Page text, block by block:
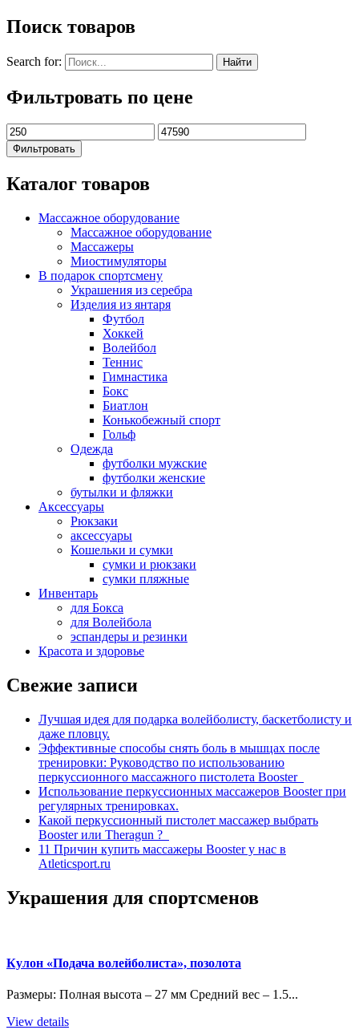
Поиск товаров
Search for:
Фильтровать по цене
Фильтровать
Каталог товаров
Массажное оборудование
Массажное оборудование
Массажеры
Миостимуляторы
В подарок спортсмену
Украшения из серебра
Изделия из янтаря
Футбол
Хоккей
Волейбол
Теннис
Гимнастика
Бокс
Биатлон
Конькобежный спорт
Гольф
Одежда
футболки мужские
футболки женские
бутылки и фляжки
Аксессуары
Рюкзаки
аксессуары
Кошельки и сумки
сумки и рюкзаки
сумки пляжные
Инвентарь
для Бокса
для Волейбола
эспандеры и резинки
Красота и здоровье
Свежие записи
Лучшая идея для подарка волейболисту, баскетболисту и
даже пловцу.
Эффективные способы снять боль в мышцах после
тренировки: Руководство по использованию
перкуссионного массажного пистолета Booster
Использование перкуссионных массажеров Booster при
регулярных тренировках.
Какой перкуссионный пистолет массажер выбрать
Booster или Theragun ?
11 Причин купить массажеры Booster у нас в
Atleticsport.ru
Украшения для спортсменов
Кулон «Подача волейболиста», позолота
Размеры: Полная высота – 27 мм Средний вес – 1.5...
View details